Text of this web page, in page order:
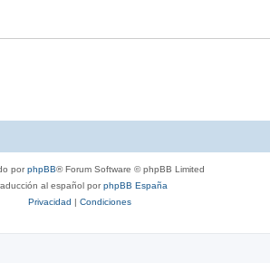
porphpBB® Forum Software © phpBB Limited
al español porphpBB España
Privacidad | Condiciones